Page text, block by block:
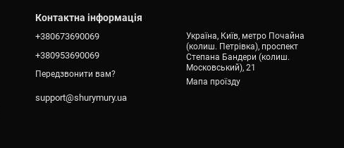
Контактна інформація
+380673690069
+380953690069
Передзвонити вам?
support@shurymury.ua
Україна, Київ, метро Почайна
(колиш. Петрівка), проспект
Степана Бандери (колиш.
Московський), 21
Мапа проїзду